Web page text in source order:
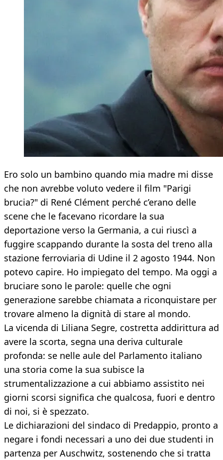
Ero solo un bambino quando mia madre mi disse
che non avrebbe voluto vedere il film "Parigi
brucia?" di René Clément perché c’erano delle
scene che le facevano ricordare la sua
deportazione verso la Germania, a cui riuscì a
fuggire scappando durante la sosta del treno alla
stazione ferroviaria di Udine il 2 agosto 1944. Non
potevo capire. Ho impiegato del tempo. Ma oggi a
bruciare sono le parole: quelle che ogni
generazione sarebbe chiamata a riconquistare per
trovare almeno la dignità di stare al mondo.
La vicenda di Liliana Segre, costretta addirittura ad
avere la scorta, segna una deriva culturale
profonda: se nelle aule del Parlamento italiano
una storia come la sua subisce la
strumentalizzazione a cui abbiamo assistito nei
giorni scorsi significa che qualcosa, fuori e dentro
di noi, si è spezzato.
Le dichiarazioni del sindaco di Predappio, pronto a
negare i fondi necessari a uno dei due studenti in
partenza per Auschwitz, sostenendo che si tratta